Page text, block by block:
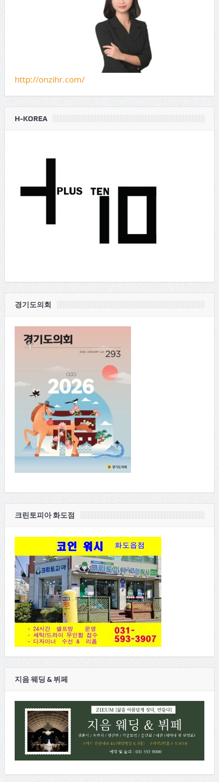
http://onzihr.com/
H-KOREA
경기도의회
크린토피아 화도점
지음 웨딩 & 뷔페